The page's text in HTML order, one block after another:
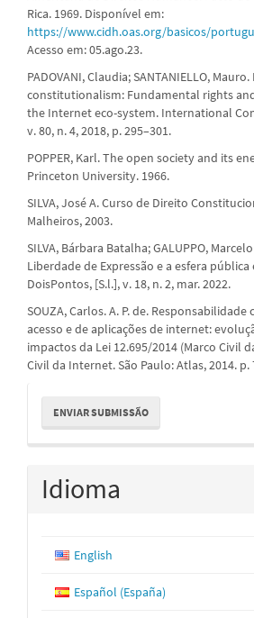
Rica. 1969. Disponível em:
https://www.cidh.oas.org/basicos/
Acesso em: 05.ago.23.
PADOVANI, Claudia; SANTANIELLO,
constitutionalism: Fundamental rights
the Internet eco-system. International
v. 80, n. 4, 2018, p. 295–301.
POPPER, Karl. The open society and its
Princeton University. 1966.
SILVA, José A. Curso de Direito
Malheiros, 2003.
SILVA, Bárbara Batalha; GALUPPO,
Liberdade de Expressão e a esfera
DoisPontos, [S.l.], v. 18, n. 2, mar. 2022.
SOUZA, Carlos. A. P. de.
acesso e de aplicações de internet:
impactos da Lei 12.695/2014 (Marco Civil
Civil da Internet. São Paulo: Atlas, 2014. p.
Enviar
Submissão
ENVIAR SUBMISSÃO
Idioma
English
Español (España)